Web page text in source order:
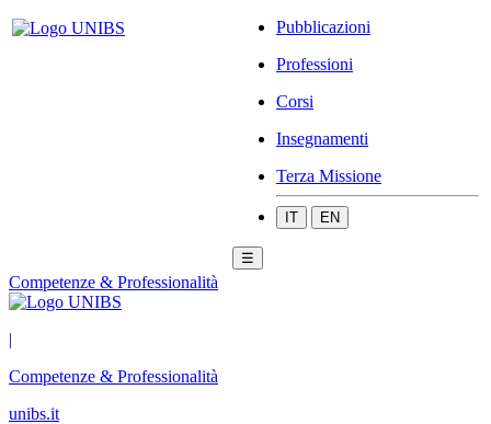
Pubblicazioni
Professioni
Corsi
Insegnamenti
Terza Missione
IT EN
☰
Competenze & Professionalità
|
Competenze & Professionalità
unibs.it